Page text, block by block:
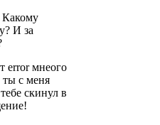
Какому
И за
error мнеого
ты с меня
скинул в